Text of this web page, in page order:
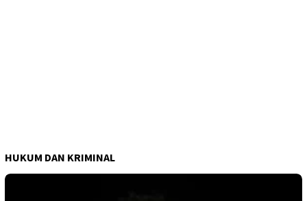
HUKUM DAN KRIMINAL